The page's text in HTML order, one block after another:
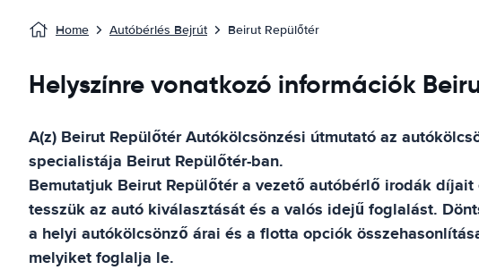
Home Autóbérlés Bejrút Beirut Repülőtér
Helyszínre vonatkozó információk
A(z) Beirut RepülőtérAutókölcsönzési útmutatóaz
specialistája Beirut Repülőtér-ban.
Bemutatjuk Beirut Repülőtéra vezető autóbérlő irodák díjait
tesszük az autó kiválasztását és a valós idejű foglalást.
a helyi autókölcsönző árai és a flotta opciók
melyiket foglalja le.